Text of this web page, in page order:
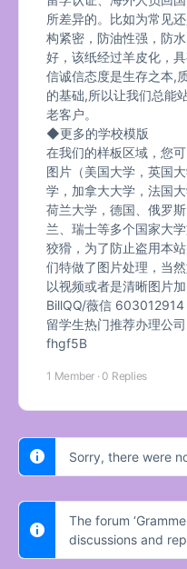
所差异的。比如为常见
构紧密，防油性强，防
好，该纸经过羊皮化，
信诚信态度是生存之本,
的基础,所以让我们总能
老客户。
◆更多的学校模版
在我们的样板区域，您
图片（美国大学，英国
学，加拿大大学，法国
荷兰大学，德国、俄罗
兰、瑞士等多个国家大
狡猾，为了防止盗用本
们特做了图片处理，当
以视频或者是清晰图片
BillQQ/薇信 603012914
留学生热门推荐办理公
fhgf5B
1 Member · 0 Replies
Sorry, there were
The forum
discussions and